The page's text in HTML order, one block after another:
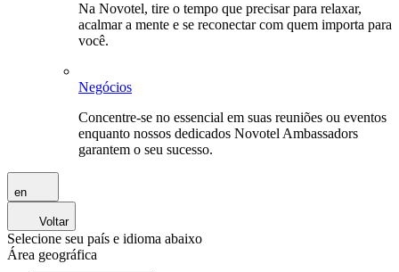
Na Novotel, tire o tempo que precisar para relaxar,
acalmar a mente e se reconectar com quem importa para
você.
Negócios
Concentre-se no essencial em suas reuniões ou eventos
enquanto nossos dedicados Novotel Ambassadors
garantem o seu sucesso.
en
Voltar
Selecione seu país e idioma abaixo
Área geográfica